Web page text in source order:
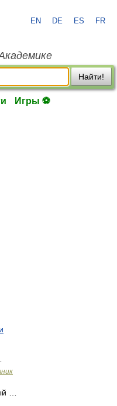
EN DE ES FR
Найти!
Игры ⚽
…